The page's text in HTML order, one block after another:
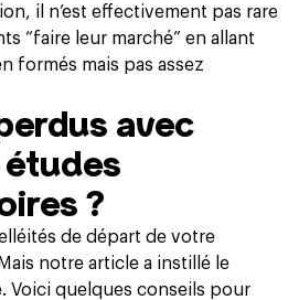
il n’est effectivement pas rare
“faire leur marché” en allant
formés mais pas assez
avec
?
de départ de votre
notre article a instillé le
Voici quelques conseils pour